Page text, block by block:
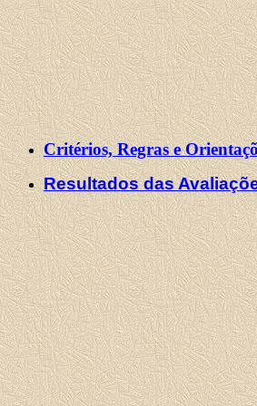
Critérios, Regras e
Resultados das